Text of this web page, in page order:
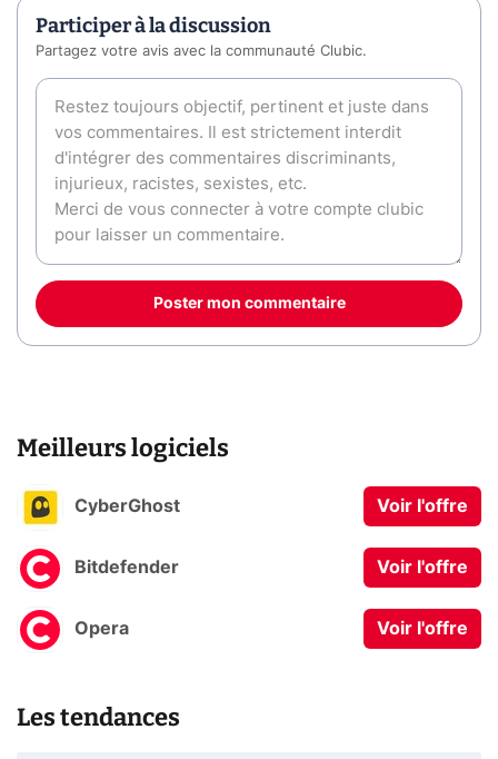
Participer à la discussion
Partagez votre avis avec la communauté Clubic.
Poster mon commentaire
Meilleurs logiciels
CyberGhost Voir l'offre
Bitdefender Voir l'offre
Opera Voir l'offre
Les tendances